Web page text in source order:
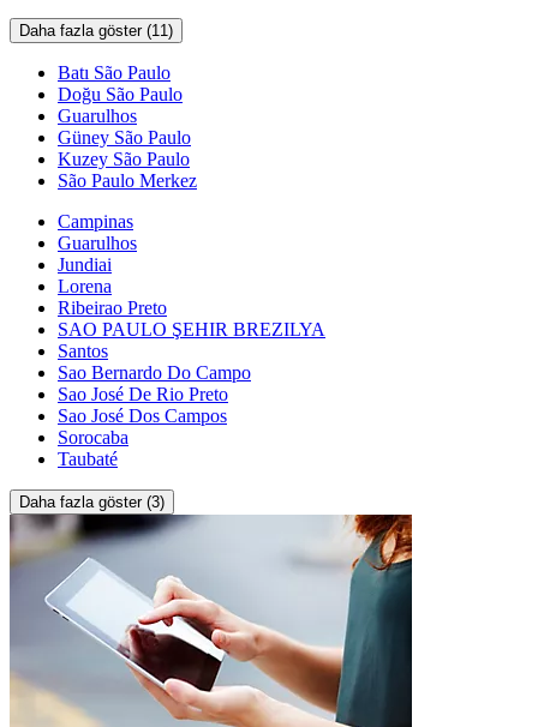
Daha fazla göster (11)
Batı São Paulo
Doğu São Paulo
Guarulhos
Güney São Paulo
Kuzey São Paulo
São Paulo Merkez
Campinas
Guarulhos
Jundiai
Lorena
Ribeirao Preto
SAO PAULO ŞEHIR BREZILYA
Santos
Sao Bernardo Do Campo
Sao José De Rio Preto
Sao José Dos Campos
Sorocaba
Taubaté
Daha fazla göster (3)